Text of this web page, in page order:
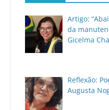
Artigo:
da
Gicelma
Reflexão:
Augusta